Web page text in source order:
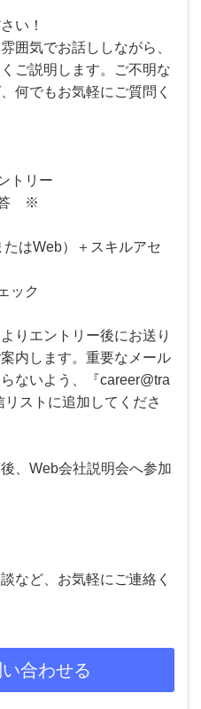
い！
囲気でお話ししながら、
ご説明します。ご不明な
何でもお気軽にご質問く
トリー
答 ※
はWeb）＋スキルアセ
ック
りエントリー後にお送り
内します。重要なメール
ないよう、『career@tra
ストに追加してくださ
、Web会社説明会へ参加
など、お気軽にご連絡く
合わせる